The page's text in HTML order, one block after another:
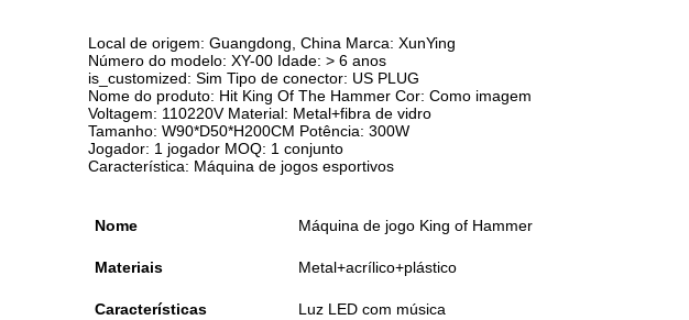
Local de origem: Guangdong, China Marca: XunYing
Número do modelo: XY-00 Idade: > 6 anos
is_customized: Sim Tipo de conector: US PLUG
Nome do produto: Hit King Of The Hammer Cor: Como imagem
Voltagem: 110220V Material: Metal+fibra de vidro
Tamanho: W90*D50*H200CM Potência: 300W
Jogador: 1 jogador MOQ: 1 conjunto
Característica: Máquina de jogos esportivos
Nome Máquina de jogo King of Hammer
Materiais Metal+acrílico+plástico
Características Luz LED com música